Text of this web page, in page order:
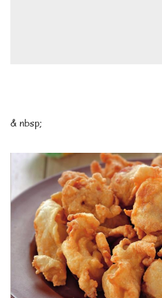
& nbsp;